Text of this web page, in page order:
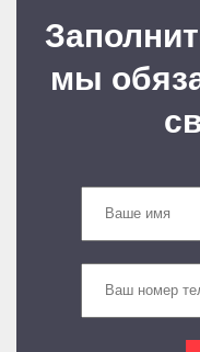
мы